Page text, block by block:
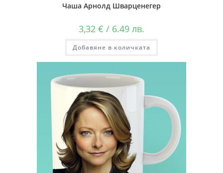
Чаша Арнолд Шварценегер
3,32 € / 6.49 лв.
Добавяне в количката